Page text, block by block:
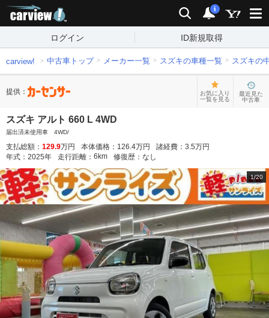
検索 通知
i
ログイン ID新規取得
carview! 中古車トップ メーカー一覧 スズキの車種一覧 スズキの
提供：
お気に入り
一覧を見る
最近見た
中古車
スズキ アルト 660 L 4WD
届出済未使用車 4WD/
支払総額： 129.9万円 本体価格： 126.4万円 諸経費： 3.5万円
年式： 2025年 走行距離： 6 km 修復歴： なし
1/20